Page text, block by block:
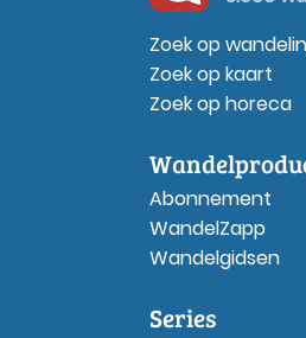
Zoek op
Zoek op kaart
Zoek op horeca
Abonnement
WandelZapp
Wandelgidsen
Series